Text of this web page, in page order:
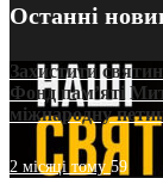
Останні
Захистити
Фонд пам’яті
міжнародну
2 місяці тому59